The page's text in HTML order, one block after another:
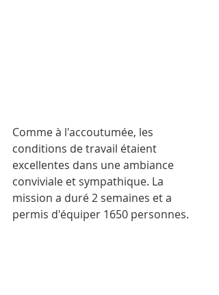
Comme à l'accoutumée, les
conditions de travail étaient
excellentes dans une ambiance
conviviale et sympathique. La
mission a duré 2 semaines et a
permis d'équiper 1650 personnes.